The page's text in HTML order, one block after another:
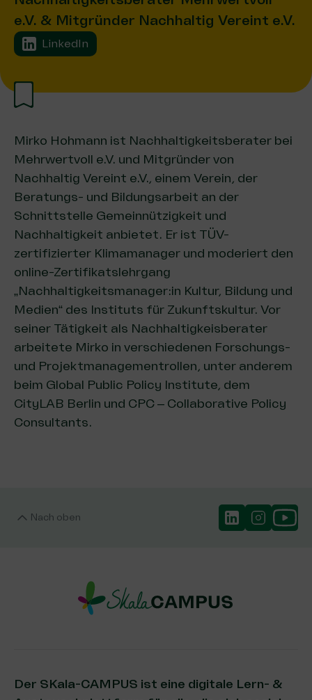
e.V. & Mitgründer Nachhaltig Vereint e.V.
LinkedIn
Mirko Hohmann ist Nachhaltigkeitsberater bei
Mehrwertvoll e.V. und Mitgründer von
Nachhaltig Vereint e.V., einem Verein, der
Beratungs- und Bildungsarbeit an der
Schnittstelle Gemeinnützigkeit und
Nachhaltigkeit anbietet. Er ist TÜV-
zertifizierter Klimamanager und moderiert den
online-Zertifikatslehrgang
„Nachhaltigkeitsmanager:in Kultur, Bildung und
Medien“ des Instituts für Zukunftskultur. Vor
seiner Tätigkeit als Nachhaltigkeisberater
arbeitete Mirko in verschiedenen Forschungs-
und Projektmanagementrollen, unter anderem
beim Global Public Policy Institute, dem
CityLAB Berlin und CPC – Collaborative Policy
Consultants.
Nach oben
Der SKala-CAMPUS ist eine digitale Lern- &